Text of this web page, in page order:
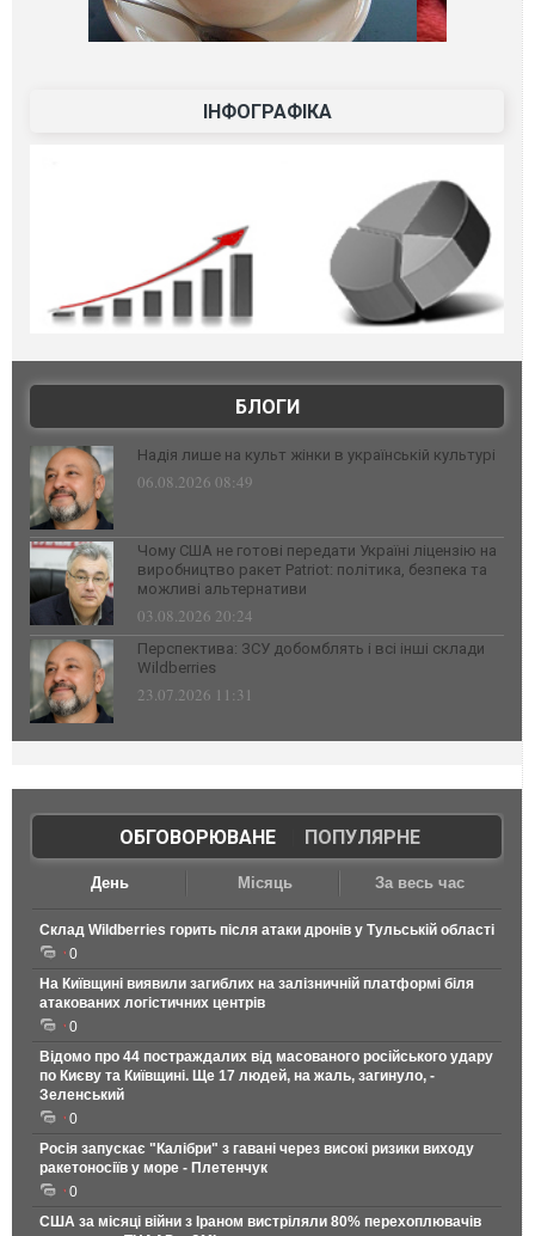
ІНФОГРАФІКА
БЛОГИ
Надія лише на культ жінки в українській культурі
06.08.2026 08:49
Чому США не готові передати Україні ліцензію на
виробництво ракет Patriot: політика, безпека та
можливі альтернативи
03.08.2026 20:24
Перспектива: ЗСУ добомблять і всі інші склади
Wildberries
23.07.2026 11:31
ОБГОВОРЮВАНЕ| ПОПУЛЯРНЕ
День Місяць За весь час
Склад Wildberries горить після атаки дронів у Тульській області
0
На Київщині виявили загиблих на залізничній платформі біля
атакованих логістичних центрів
0
Відомо про 44 постраждалих від масованого російського удару
по Києву та Київщині. Ще 17 людей, на жаль, загинуло, -
Зеленський
0
Росія запускає "Калібри" з гавані через високі ризики виходу
ракетоносіїв у море - Плетенчук
0
США за місяці війни з Іраном вистріляли 80% перехоплювачів